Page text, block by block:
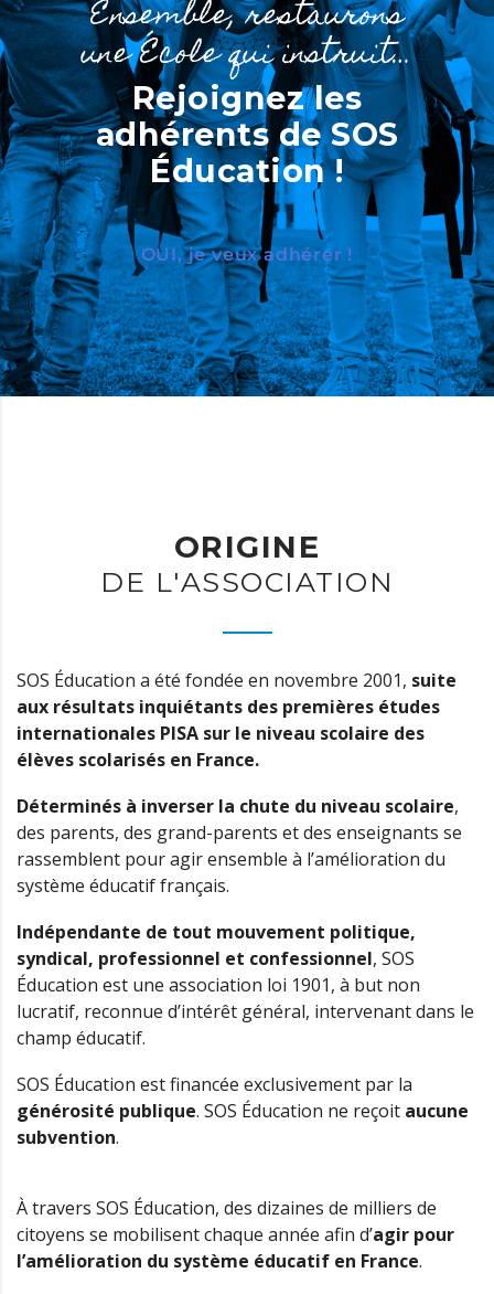
Ensemble, restaurons
une École qui instruit…
Rejoignez les
adhérents de SOS
Éducation !
OUI, je veux adhérer !
ORIGINE
DE L'ASSOCIATION
SOS Éducation a été fondée en novembre 2001, suite
aux résultats inquiétants des premières études
internationales PISA sur le niveau scolaire des
élèves scolarisés en France.
Déterminés à inverser la chute du niveau scolaire,
des parents, des grand-parents et des enseignants se
rassemblent pour agir ensemble à l’amélioration du
système éducatif français.
Indépendante de tout mouvement politique,
syndical, professionnel et confessionnel, SOS
Éducation est une association loi 1901, à but non
lucratif, reconnue d’intérêt général, intervenant dans le
champ éducatif.
SOS Éducation est financée exclusivement par la
générosité publique. SOS Éducation ne reçoit aucune
subvention.
À travers SOS Éducation, des dizaines de milliers de
citoyens se mobilisent chaque année afin d’agir pour
l’amélioration du système éducatif en France.